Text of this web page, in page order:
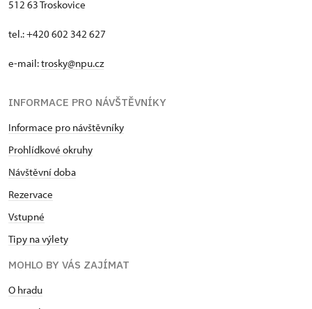
512 63 Troskovice
tel.: +420 602 342 627
e-mail:trosky@npu.cz
INFORMACE PRO NÁVŠTĚVNÍKY
Informace pro návštěvníky
Prohlídkové okruhy
Návštěvní doba
Rezervace
Vstupné
Tipy na výlety
MOHLO BY VÁS ZAJÍMAT
O hradu